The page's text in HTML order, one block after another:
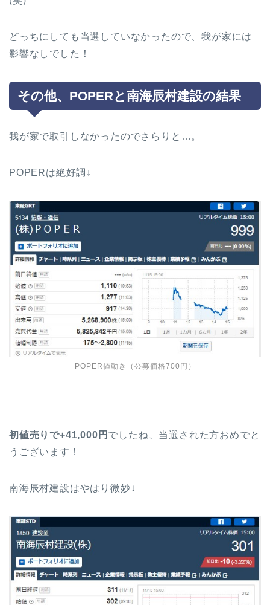
どっちにしても当選していなかったので、我が家には
影響なしでした！
その他、POPERと南海辰村建設の結果
我が家で取引しなかったのでさらりと…。
POPERは絶好調↓
POPER値動き（公募価格700円）
初値売りで+41,000円 でしたね、当選された方おめでと
うございます！
南海辰村建設はやはり微妙↓